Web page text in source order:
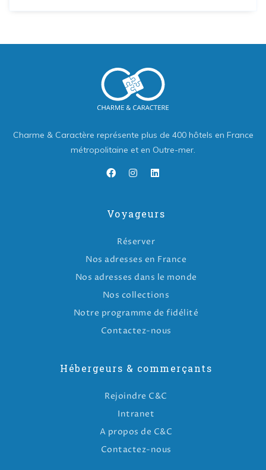
Charme & Caractère représente plus de 400 hôtels en France
métropolitaine et en Outre-mer.
Voyageurs
Réserver
Nos adresses en France
Nos adresses dans le monde
Nos collections
Notre programme de fidélité
Contactez-nous
Hébergeurs & commerçants
Rejoindre C&C
Intranet
A propos de C&C
Contactez-nous